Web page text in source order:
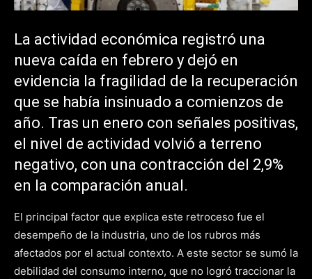
La actividad económica registró una
nueva caída en febrero y dejó en
evidencia la fragilidad de la recuperación
que se había insinuado a comienzos de
año. Tras un enero con señales positivas,
el nivel de actividad volvió a terreno
negativo, con una contracción del 2,9%
en la comparación anual.
El principal factor que explica este retroceso fue el
desempeño de la industria, uno de los rubros más
afectados por el actual contexto. A este sector se sumó la
debilidad del consumo interno, que no logró traccionar la